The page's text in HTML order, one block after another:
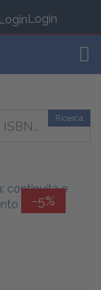
Login
Ricerca
-5%